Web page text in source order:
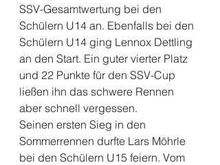
SSV-Gesamtwertung bei den
Schülern U14 an. Ebenfalls bei den
Schülern U14 ging Lennox Dettling
an den Start. Ein guter vierter Platz
und 22 Punkte für den SSV-Cup
ließen ihn das schwere Rennen
aber schnell vergessen.
Seinen ersten Sieg in den
Sommerrennen durfte Lars Möhrle
bei den Schülern U15 feiern. Vom